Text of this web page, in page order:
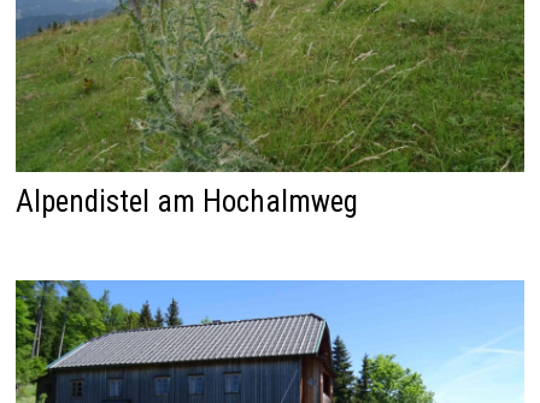
Alpendistel am Hochalmweg